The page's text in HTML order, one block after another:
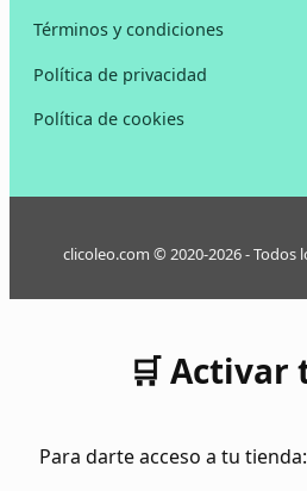
Términos y condiciones
Política de privacidad
Política de cookies
clicoleo.com © 2020-2026 - Todos
🛒 Activar
Para darte acceso a tu tienda: